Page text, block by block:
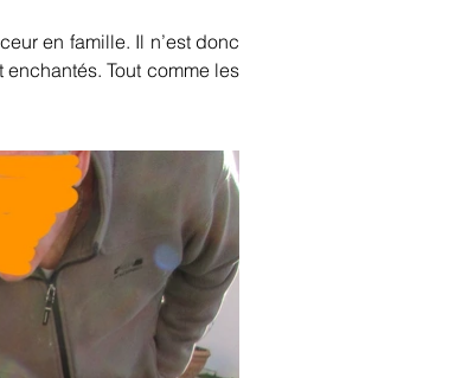
en famille. Il n’est donc
Tout comme les